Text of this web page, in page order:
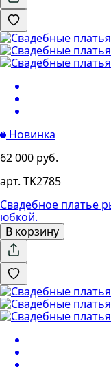
Новинка
62 000 руб.
арт. TK2785
Свадебное платье
юбкой.
В корзину